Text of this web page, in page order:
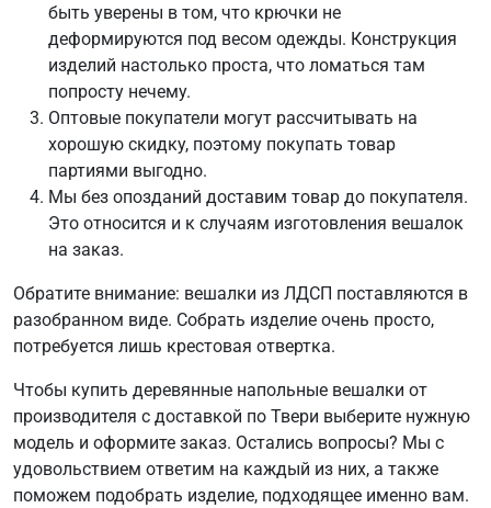
быть уверены в том, что крючки не
деформируются под весом одежды. Конструкция
изделий настолько проста, что ломаться там
попросту нечему.
Оптовые покупатели могут рассчитывать на
хорошую скидку, поэтому покупать товар
партиями выгодно.
Мы без опозданий доставим товар до покупателя.
Это относится и к случаям изготовления вешалок
на заказ.
Обратите внимание: вешалки из ЛДСП поставляются в
разобранном виде. Собрать изделие очень просто,
потребуется лишь крестовая отвертка.
Чтобы купить деревянные напольные вешалки от
производителя с доставкой по Твери выберите нужную
модель и оформите заказ. Остались вопросы? Мы с
удовольствием ответим на каждый из них, а также
поможем подобрать изделие, подходящее именно вам.